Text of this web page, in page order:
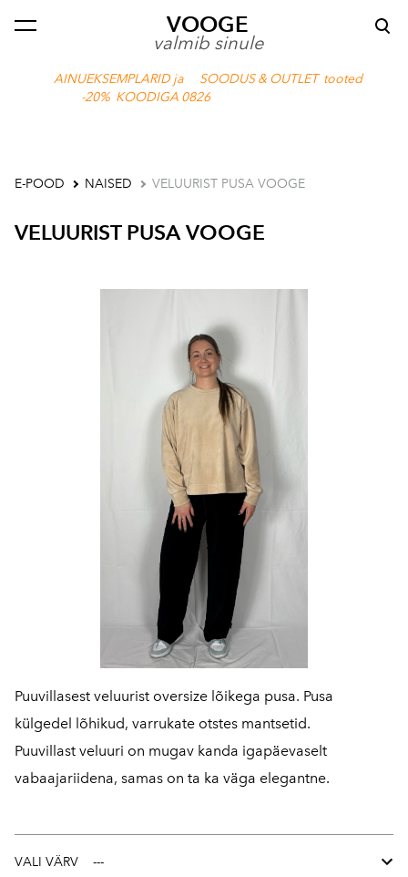
VOOGE
valmib sinule
AINUEKSEMPLARID ja SOODUS & OUTLET tooted
-20% KOODIGA 0826
lisati ostukorvi. Vaata ostukorvi
E-POOD NAISED VELUURIST PUSA VOOGE
VELUURIST PUSA VOOGE
Puuvillasest veluurist oversize lõikega pusa. Pusa
külgedel lõhikud, varrukate otstes mantsetid.
Puuvillast veluuri on mugav kanda igapäevaselt
vabaajariidena, samas on ta ka väga elegantne.
VALI VÄRV